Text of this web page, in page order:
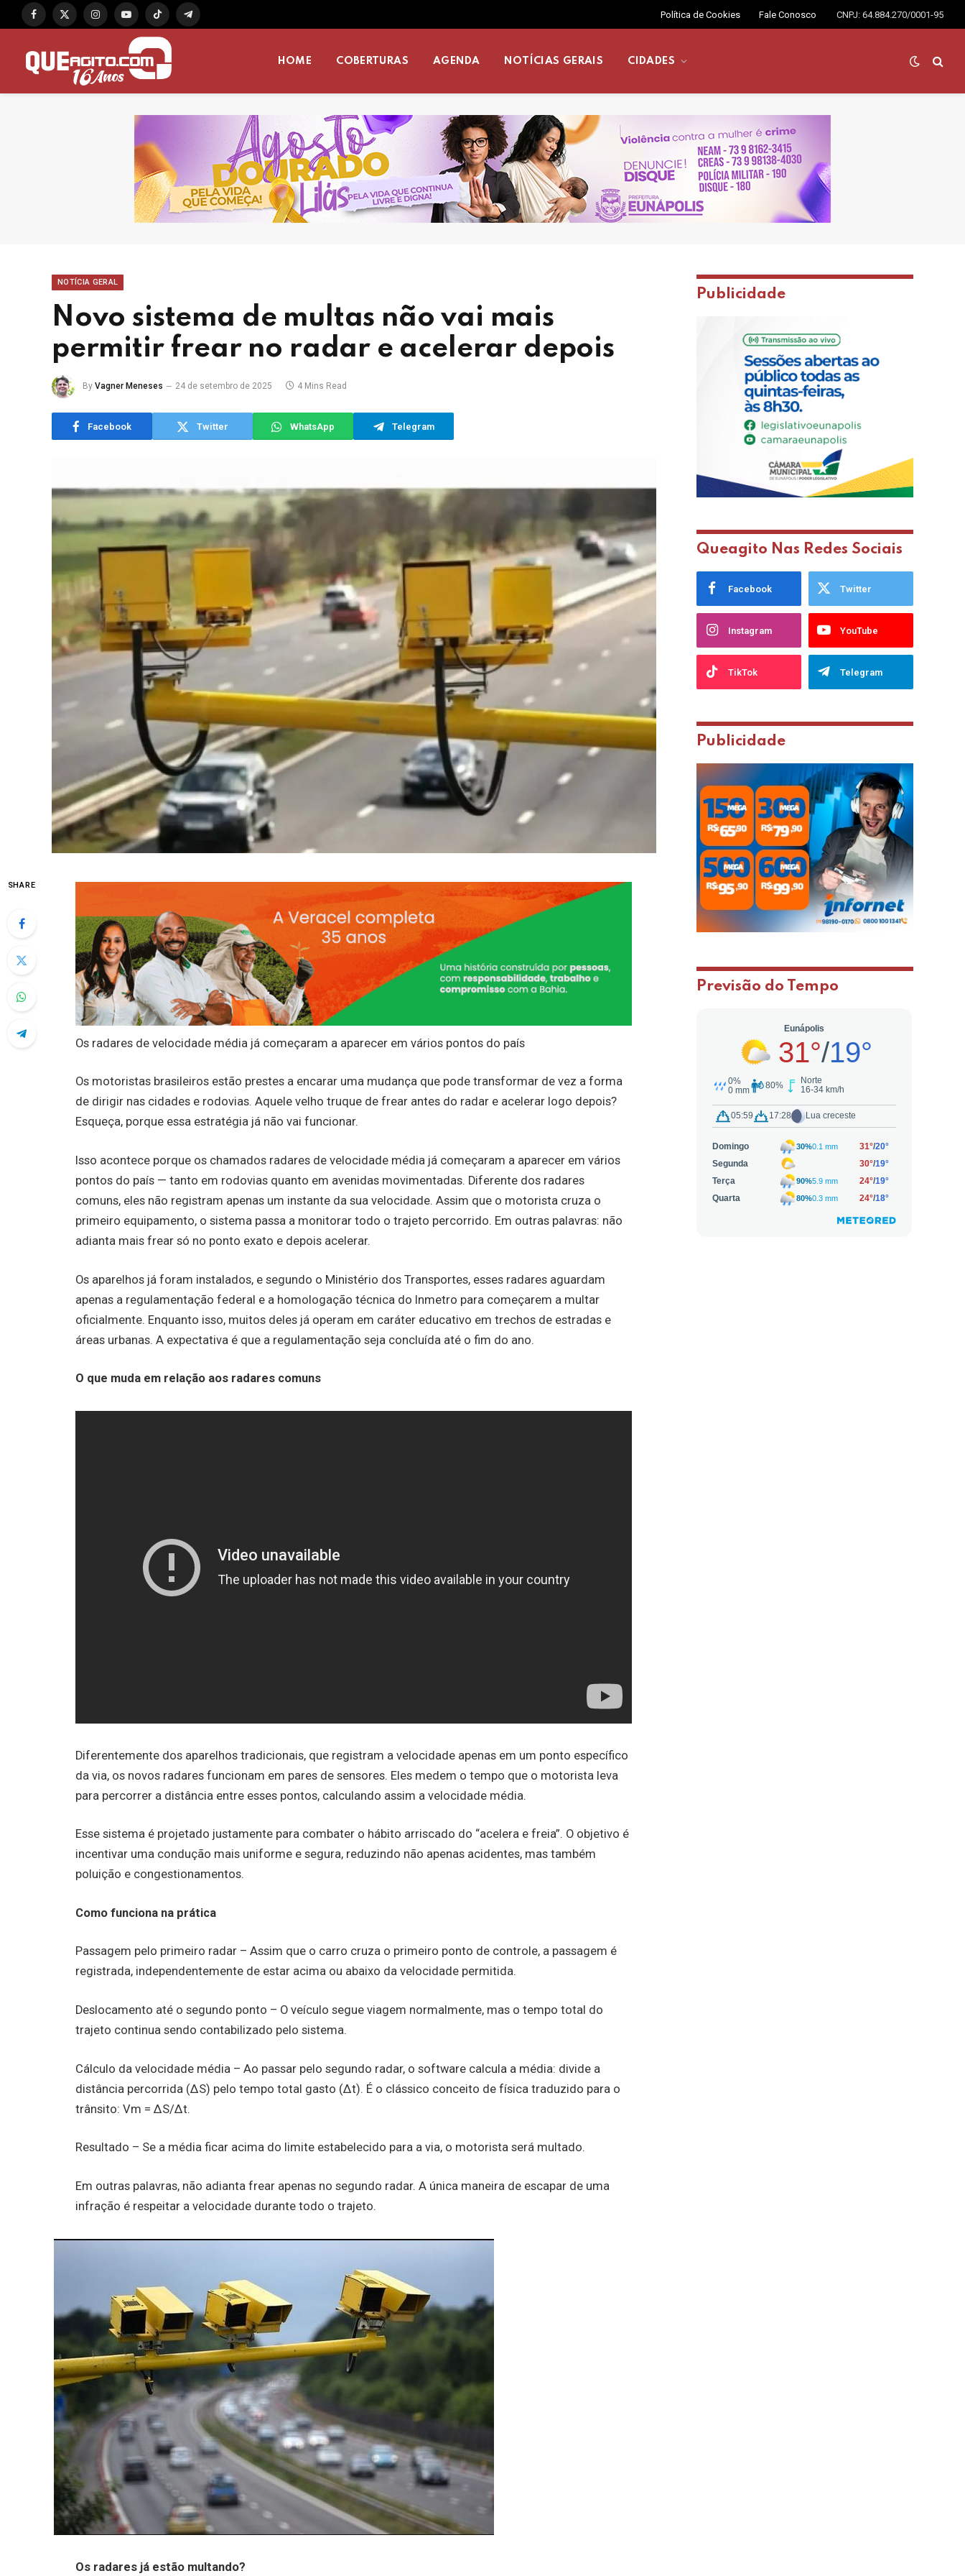
Facebook
X
InstagramYouTubeTikTok Telegram
Política de Cookies Fale Conosco CNPJ: 64.884.270/0001-95
HOME COBERTURAS AGENDA NOTÍCIAS GERAIS CIDADES
NOTÍCIA GERAL
Novo sistema de multas não vai mais
permitir frear no radar e acelerar depois
By Vagner Meneses 24 de setembro de 2025 4 Mins Read
Facebook Twitter WhatsApp Telegram
SHARE
Os radares de velocidade média já começaram a aparecer em vários pontos do país
Os motoristas brasileiros estão prestes a encarar uma mudança que pode transformar de vez a forma
de dirigir nas cidades e rodovias. Aquele velho truque de frear antes do radar e acelerar logo depois?
Esqueça, porque essa estratégia já não vai funcionar.
Isso acontece porque os chamados radares de velocidade média já começaram a aparecer em vários
pontos do país — tanto em rodovias quanto em avenidas movimentadas. Diferente dos radares
comuns, eles não registram apenas um instante da sua velocidade. Assim que o motorista cruza o
primeiro equipamento, o sistema passa a monitorar todo o trajeto percorrido. Em outras palavras: não
adianta mais frear só no ponto exato e depois acelerar.
Os aparelhos já foram instalados, e segundo o Ministério dos Transportes, esses radares aguardam
apenas a regulamentação federal e a homologação técnica do Inmetro para começarem a multar
oficialmente. Enquanto isso, muitos deles já operam em caráter educativo em trechos de estradas e
áreas urbanas. A expectativa é que a regulamentação seja concluída até o fim do ano.
O que muda em relação aos radares comuns
Diferentemente dos aparelhos tradicionais, que registram a velocidade apenas em um ponto específico
da via, os novos radares funcionam em pares de sensores. Eles medem o tempo que o motorista leva
para percorrer a distância entre esses pontos, calculando assim a velocidade média.
Esse sistema é projetado justamente para combater o hábito arriscado do “acelera e freia”. O objetivo é
incentivar uma condução mais uniforme e segura, reduzindo não apenas acidentes, mas também
poluição e congestionamentos.
Como funciona na prática
Passagem pelo primeiro radar – Assim que o carro cruza o primeiro ponto de controle, a passagem é
registrada, independentemente de estar acima ou abaixo da velocidade permitida.
Deslocamento até o segundo ponto – O veículo segue viagem normalmente, mas o tempo total do
trajeto continua sendo contabilizado pelo sistema.
Cálculo da velocidade média – Ao passar pelo segundo radar, o software calcula a média: divide a
distância percorrida (ΔS) pelo tempo total gasto (Δt). É o clássico conceito de física traduzido para o
trânsito: Vm = ΔS/Δt.
Resultado – Se a média ficar acima do limite estabelecido para a via, o motorista será multado.
Em outras palavras, não adianta frear apenas no segundo radar. A única maneira de escapar de uma
infração é respeitar a velocidade durante todo o trajeto.
Os radares já estão multando?
Publicidade
Queagito Nas Redes Sociais
Facebook Twitter
Instagram YouTube
TikTok Telegram
Publicidade
Previsão do Tempo